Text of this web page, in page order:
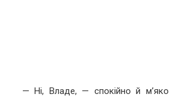
— Ні, Владе, — спокійно й м’яко